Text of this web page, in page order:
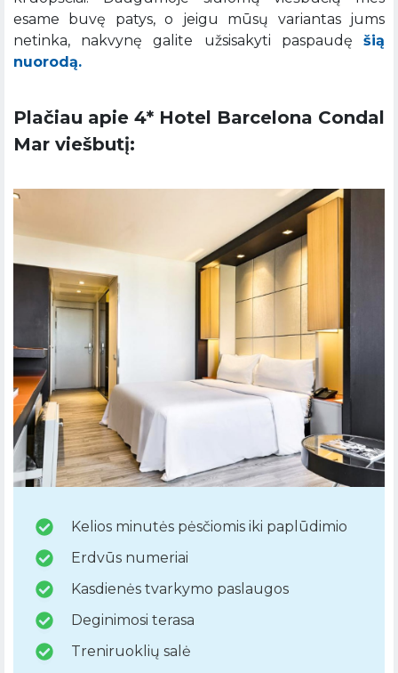
esame buvę patys, o jeigu mūsų variantas jums
netinka, nakvynę galite užsisakyti paspaudę šią
nuorodą.
Plačiau apie 4* Hotel Barcelona Condal
Mar viešbutį:
Kelios minutės pėsčiomis iki paplūdimio
Erdvūs numeriai
Kasdienės tvarkymo paslaugos
Deginimosi terasa
Treniruoklių salė